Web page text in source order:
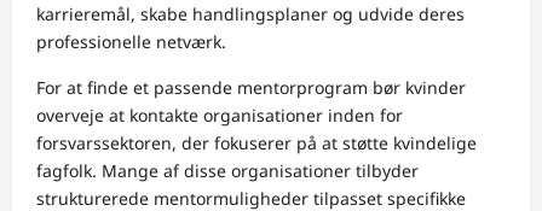
karrieremål, skabe handlingsplaner og udvide deres
professionelle netværk.
For at finde et passende mentorprogram bør kvinder
overveje at kontakte organisationer inden for
forsvarssektoren, der fokuserer på at støtte kvindelige
fagfolk. Mange af disse organisationer tilbyder
strukturerede mentormuligheder tilpasset specifikke